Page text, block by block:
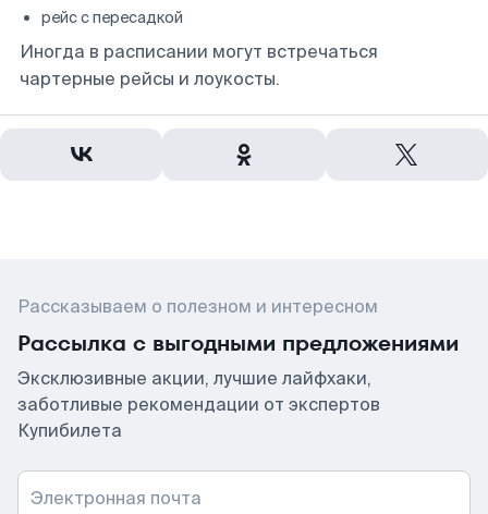
рейс с пересадкой
Иногда в расписании могут встречаться
чартерные рейсы и лоукосты.
Рассказываем о полезном и интересном
Рассылка с выгодными предложениями
Эксклюзивные акции, лучшие лайфхаки,
заботливые рекомендации от экспертов
Купибилета
Электронная почта